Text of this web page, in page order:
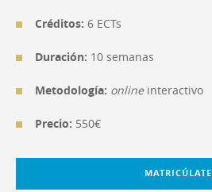
Créditos: 6 ECTs
Duración: 10 semanas
Metodología: online interactivo
Precio: 550€
MATRICÚLATE